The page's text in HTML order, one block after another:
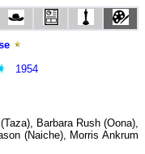
1954
Barbara Rush (Oona),
(Naiche), Morris Ankrum